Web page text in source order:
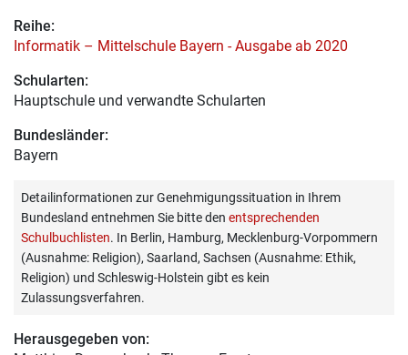
Reihe:
Informatik – Mittelschule Bayern - Ausgabe ab 2020
Schularten:
Hauptschule und verwandte Schularten
Bundesländer:
Bayern
Detailinformationen zur Genehmigungssituation in Ihrem
Bundesland entnehmen Sie bitte den entsprechenden
Schulbuchlisten. In Berlin, Hamburg, Mecklenburg-Vorpommern
(Ausnahme: Religion), Saarland, Sachsen (Ausnahme: Ethik,
Religion) und Schleswig-Holstein gibt es kein
Zulassungsverfahren.
Herausgegeben von: